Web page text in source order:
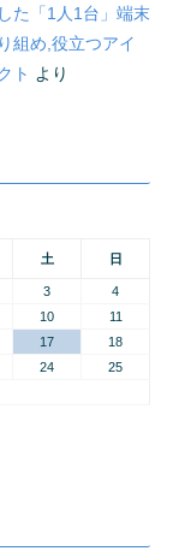
た「1人1台」端末
組め,役立つアイ
ト より
土 日
3
4
10
11
17
18
24
25